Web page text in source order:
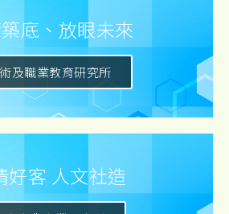
底、放眼未來
及職業教育研究所
好客 人文社造